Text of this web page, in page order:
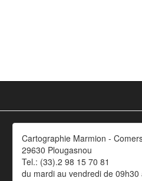
Cartographie Marmion -
29630 Plougasnou
Tel.: (33).2 98 15 70 81
du mardi au vendredi de 09h30